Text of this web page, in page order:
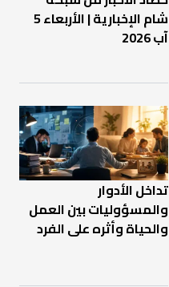
شام الإخبارية | الأربعاء 5
آب 2026
تداخل الأدوار
والمسؤوليات بين العمل
والحياة وأثره على الفرد